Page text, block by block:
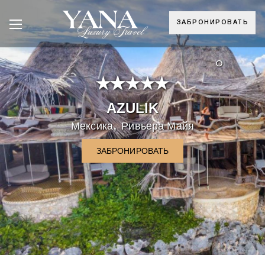
ЗАБРОНИРОВАТЬ
°
AZULIK
Мексика,Ривьера Майя
ЗАБРОНИРОВАТЬ